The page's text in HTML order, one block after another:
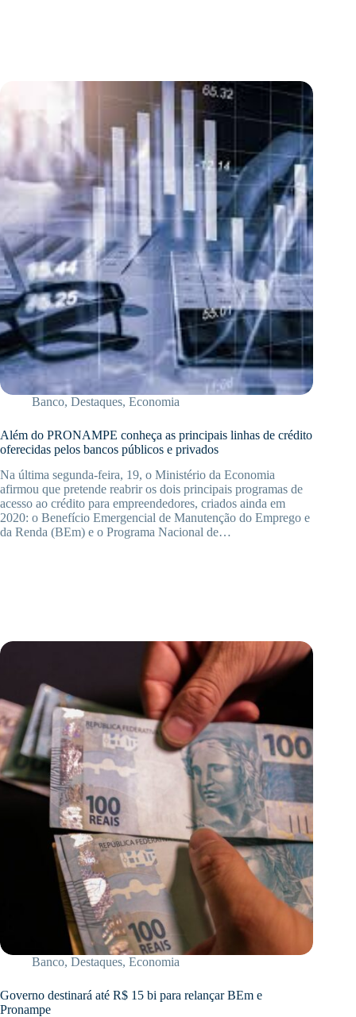
Banco, Destaques, Economia
Além do PRONAMPE conheça as principais linhas de crédito
oferecidas pelos bancos públicos e privados
Na última segunda-feira, 19, o Ministério da Economia
afirmou que pretende reabrir os dois principais programas de
acesso ao crédito para empreendedores, criados ainda em
2020: o Benefício Emergencial de Manutenção do Emprego e
da Renda (BEm) e o Programa Nacional de…
Banco, Destaques, Economia
Governo destinará até R$ 15 bi para relançar BEm e
Pronampe